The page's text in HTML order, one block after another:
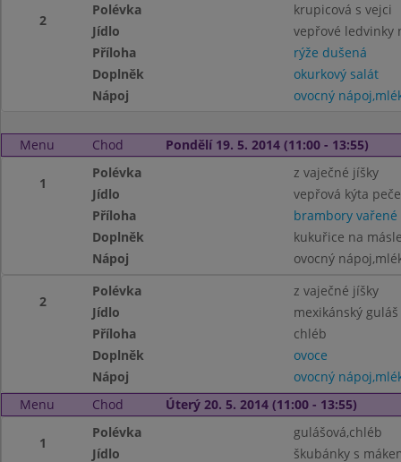
2
Polévka
krupicová s vejci
Jídlo
vepřové ledvinky
Příloha
rýže dušená
Doplněk
okurkový salát
Nápoj
ovocný
Menu Chod Pondělí 19. 5. 2014 (11:00 - 13:55)
1
Polévka
z vaječné jíšky
Jídlo
vepřová kýta
Příloha
brambory vařené
Doplněk
kukuřice na
Nápoj
ovocný
2
Polévka
z vaječné jíšky
Jídlo
mexikánský guláš
Příloha
chléb
Doplněk
ovoce
Nápoj
ovocný
Menu
Chod Úterý 20. 5. 2014 (11:00 - 13:55)
1
Polévka
gulášová,chléb
Jídlo
škubánky s